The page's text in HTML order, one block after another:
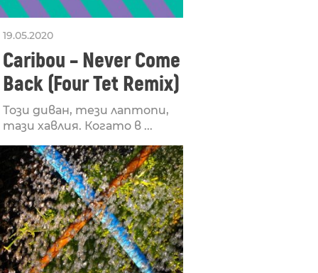
19.05.2020
Caribou – Never Come
Back (Four Tet Remix)
Този диван, тези лаптопи,
тази хавлия. Когато в ...